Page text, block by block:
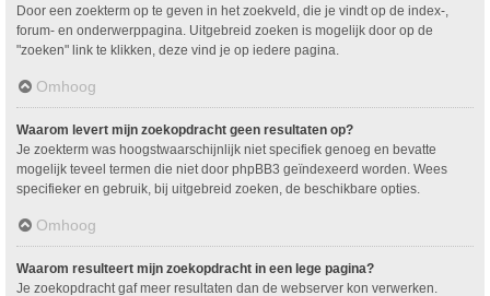
Door een zoekterm op te geven in het zoekveld, die je vindt op de index-,
forum- en onderwerppagina. Uitgebreid zoeken is mogelijk door op de
"zoeken" link te klikken, deze vind je op iedere pagina.
Omhoog
Waarom levert mijn zoekopdracht geen resultaten op?
Je zoekterm was hoogstwaarschijnlijk niet specifiek genoeg en bevatte
mogelijk teveel termen die niet door phpBB3 geïndexeerd worden. Wees
specifieker en gebruik, bij uitgebreid zoeken, de beschikbare opties.
Omhoog
Waarom resulteert mijn zoekopdracht in een lege pagina?
Je zoekopdracht gaf meer resultaten dan de webserver kon verwerken.